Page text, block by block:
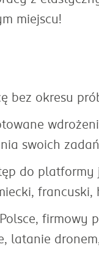
miejscu!
bez okresu
swoich
do platformy
francuski,
firmowy
latanie